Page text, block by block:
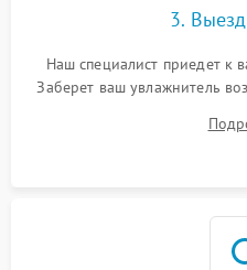
3.
Наш специалист приедет к
Заберет ваш увлажнитель